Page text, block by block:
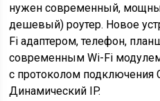
нужен современный,
дешевый) роутер. Новое
Fi адаптером, телефон,
современным Wi-Fi
с протоколом подключения
Динамический IP.